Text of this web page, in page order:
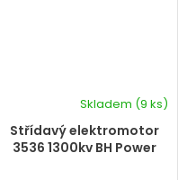
Střídavý elektromotor
3536 1300kv BH Power
Skladem (9 ks)